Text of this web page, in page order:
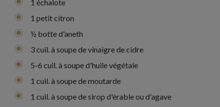
1 échalote
1 petit citron
½ botte d'aneth
3 cuil. à soupe de vinaigre de cidre
5-6 cuil. à soupe d'huile végétale
1 cuil. à soupe de moutarde
1 cuil. à soupe de sirop d'érable ou d'agave